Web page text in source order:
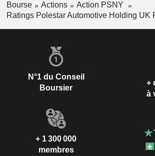
Bourse Actions
Action PSNY
Ratings Polestar Automotive Holding UK
N°1 du Conseil
Boursier
+
à
+ 1 300 000
membres